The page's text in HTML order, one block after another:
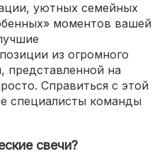
уютных семейных
моментов вашей
из огромного
представленной на
Справиться с этой
специалисты команды
свечи?